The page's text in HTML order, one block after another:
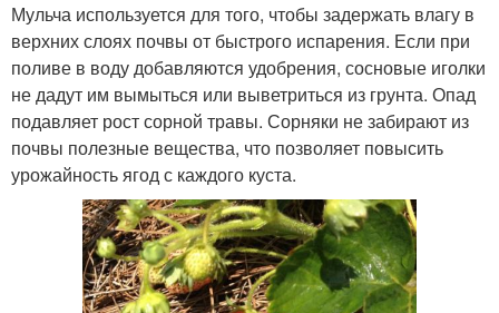
Мульча используется для того, чтобы задержать влагу в
верхних слоях почвы от быстрого испарения. Если при
поливе в воду добавляются удобрения, сосновые иголки
не дадут им вымыться или выветриться из грунта. Опад
подавляет рост сорной травы. Сорняки не забирают из
почвы полезные вещества, что позволяет повысить
урожайность ягод с каждого куста.